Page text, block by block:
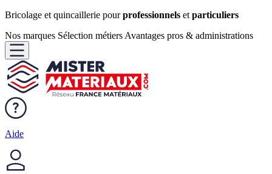
Bricolage et quincaillerie pourprofessionnels et particuliers
Nos marques Sélection métiers Avantages pros & administrations
Aide